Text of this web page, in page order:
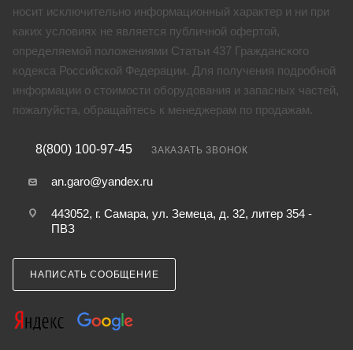
носит исключительно информационный характер и ни при
каких условиях не является публичной офертой,
определяемой положениями Статьи 437 Гражданского
кодекса Российской Федерации. Для получения подробной
информации о стоимости оборудования и запасных частей,
пожалуйста, обращайтесь к менеджерам по продажам.
8(800) 100-97-45 ЗАКАЗАТЬ ЗВОНОК
an.garo@yandex.ru
443052, г. Самара, ул. Земеца, д. 32, литер 354 -
ПВЗ
НАПИСАТЬ СООБЩЕНИЕ